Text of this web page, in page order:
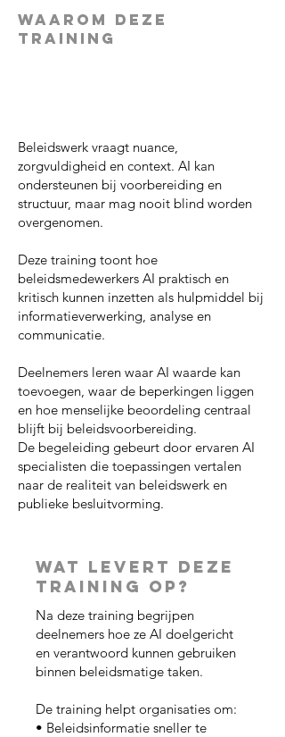
Waarom deze
Training
Beleidswerk vraagt nuance,
zorgvuldigheid en context. AI kan
ondersteunen bij voorbereiding en
structuur, maar mag nooit blind worden
overgenomen.
Deze training toont hoe
beleidsmedewerkers AI praktisch en
kritisch kunnen inzetten als hulpmiddel bij
informatieverwerking, analyse en
communicatie.
Deelnemers leren waar AI waarde kan
toevoegen, waar de beperkingen liggen
en hoe menselijke beoordeling centraal
blijft bij beleidsvoorbereiding.
De begeleiding gebeurt door ervaren AI
specialisten die toepassingen vertalen
naar de realiteit van beleidswerk en
publieke besluitvorming.
Wat levert deze
training op?
Na deze training begrijpen
deelnemers hoe ze AI doelgericht
en verantwoord kunnen gebruiken
binnen beleidsmatige taken.
De training helpt organisaties om:
• Beleidsinformatie sneller te